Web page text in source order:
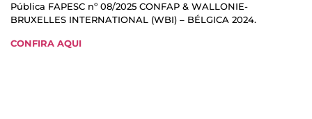
Pública FAPESC nº 08/2025 CONFAP & WALLONIE-
BRUXELLES INTERNATIONAL (WBI) – BÉLGICA 2024.
CONFIRA AQUI